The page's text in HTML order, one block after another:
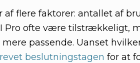
flere faktorer: antallet af
Pro ofte være tilstrækkeligt,
passende. Uanset
beslutningstagen for at